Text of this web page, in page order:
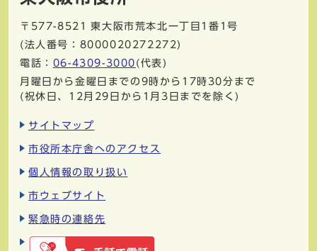
〒577-8521
東大阪市荒本北一丁目1番1号
(法人番号：8000020272272)
電話： 06-4309-3000 (代表)
月曜日から金曜日までの9時から17時30分まで
(祝休日、12月29日から1月3日までを除く)
サイトマップ
市役所本庁舎へのアクセス
個人情報の取り扱い
市ウェブサイト
緊急時の連絡先